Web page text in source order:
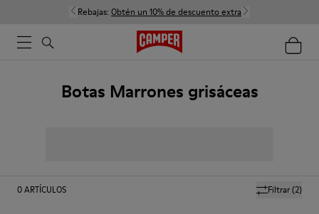
Rebajas: Obtén un 10% de descuento extra
Botas Marrones grisáceas
Filtrar(2)
0ARTÍCULOS